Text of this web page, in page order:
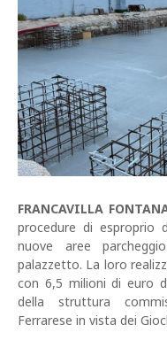
FRANCAVILLA
procedure di esproprio
nuove aree
palazzetto. La loro
con 6,5 milioni di euro
della struttura
Ferrarese in vista dei